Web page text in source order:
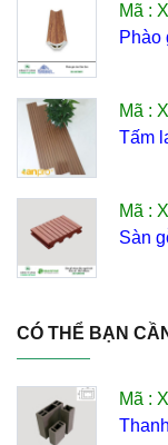
Mã :
Phào
Mã :
Tấm
Mã :
Sàn
CÓ THỂ BẠN
Mã :